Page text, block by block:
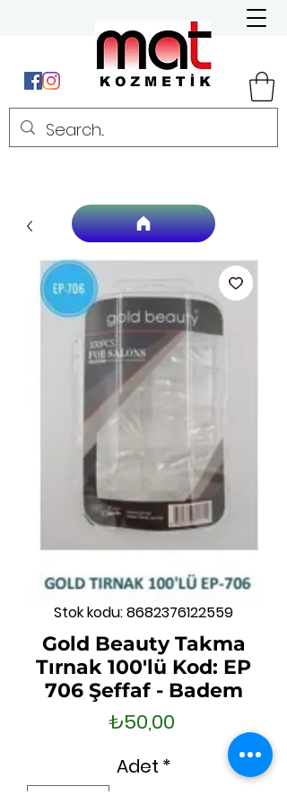
Stok kodu: 8682376122559
Gold Beauty Takma
Tırnak 100'lü Kod: EP
706 Şeffaf - Badem
₺50,00Fiyat
Adet *